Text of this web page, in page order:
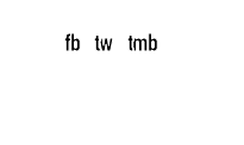
fb tw tmb